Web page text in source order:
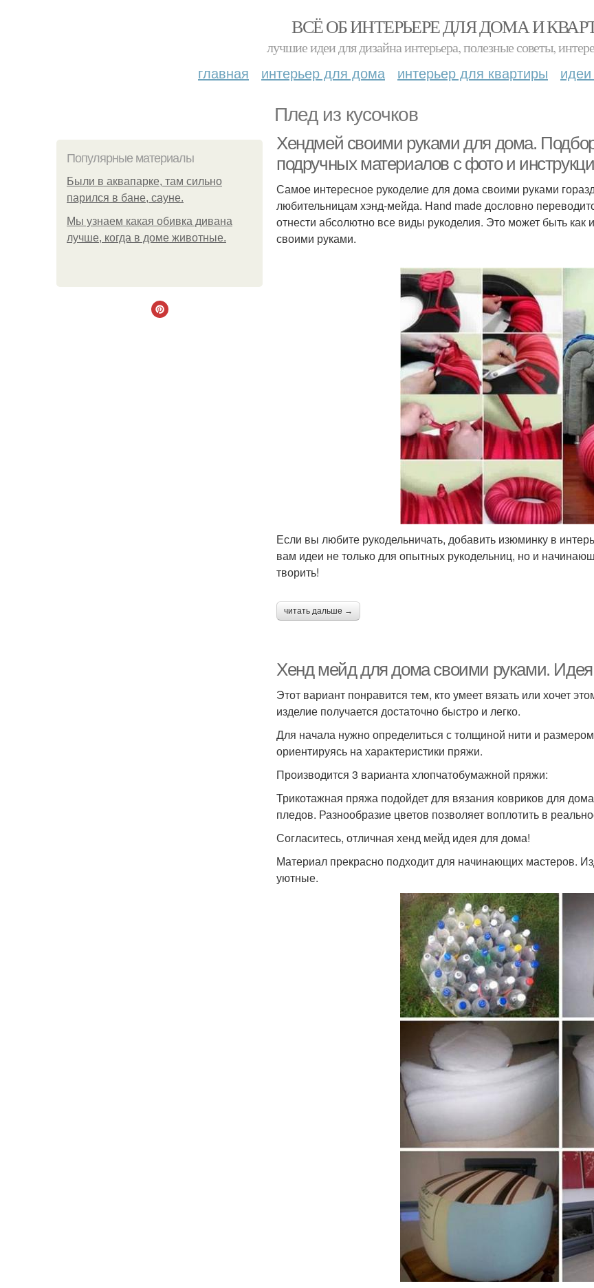
ВСЁ ОБ ИНТЕРЬЕРЕ ДЛЯ ДОМА И
лучшие идеи для дизайна интерьера, полезные советы,
главная интерьер для дома интерьер для квартиры
Плед из кусочков
Популярные материалы
Были в аквапарке, там сильно
парился в бане, сауне.
Мы узнаем какая обивка дивана
лучше, когда в доме животные.
Хендмей своими руками для дома.
подручных материалов с фото и
Самое интересное рукоделие для дома своими руками
любительницам хэнд-мейда. Hand made дословно
отнести абсолютно все виды рукоделия. Это может быть как
своими руками.
Если вы любите рукодельничать, добавить изюминку в
вам идеи не только для опытных рукодельниц, но и
творить!
читать дальше →
Хенд мейд для дома своими руками.
Этот вариант понравится тем, кто умеет вязать или хочет
изделие получается достаточно быстро и легко.
Для начала нужно определиться с толщиной нити и
ориентируясь на характеристики пряжи.
Производится 3 варианта хлопчатобумажной пряжи:
Трикотажная пряжа подойдет для вязания ковриков для
пледов. Разнообразие цветов позволяет воплотить в
Согласитесь, отличная хенд мейд идея для дома!
Материал прекрасно подходит для начинающих мастеров.
уютные.